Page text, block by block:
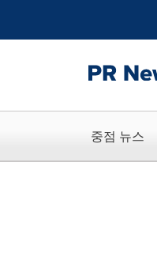
중점 뉴스